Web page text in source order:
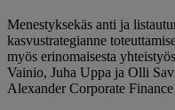
Menestyksekäs anti ja
kasvustrategianne
myös erinomaisesta
Vainio, Juha Uppa ja Olli
Alexander Corporate